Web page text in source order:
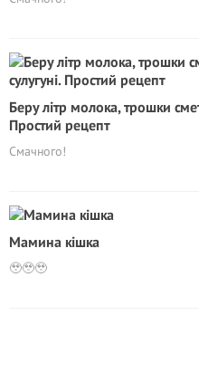
Беру літр молока, трошки
Простий рецепт
Смачного!
Мамина кішка
🥹🥹🥹